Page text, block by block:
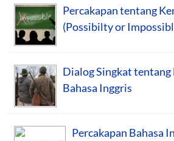
Percakapan tentang
(Possibilty or
Dialog Singkat
Bahasa Inggris
Percakapan Bahasa